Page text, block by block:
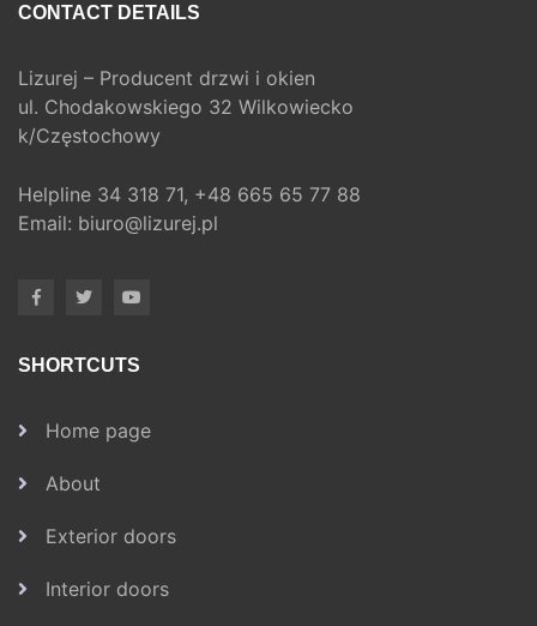
CONTACT DETAILS
Lizurej – Producent drzwi i okien
ul. Chodakowskiego 32 Wilkowiecko
k/Częstochowy
Helpline 34 318 71, +48 665 65 77 88
Email: biuro@lizurej.pl
SHORTCUTS
Home page
About
Exterior doors
Interior doors